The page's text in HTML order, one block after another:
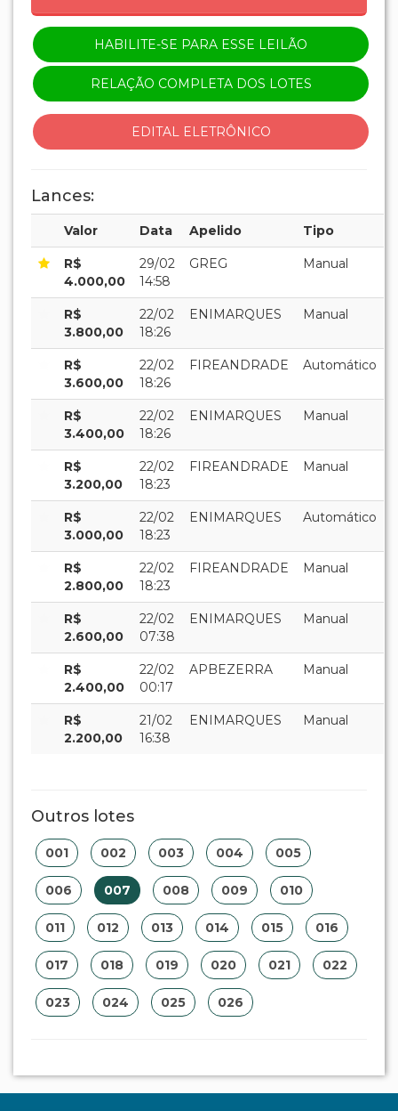
HABILITE-SE PARA ESSE LEILÃO
RELAÇÃO COMPLETA DOS LOTES
EDITAL ELETRÔNICO
Lances:
Valor Data Apelido Tipo
R$
4.000,00
29/02
14:58
GREG Manual
R$
3.800,00
22/02
18:26
ENIMARQUES Manual
R$
3.600,00
22/02
18:26
FIREANDRADE Automático
R$
3.400,00
22/02
18:26
ENIMARQUES Manual
R$
3.200,00
22/02
18:23
FIREANDRADE Manual
R$
3.000,00
22/02
18:23
ENIMARQUES Automático
R$
2.800,00
22/02
18:23
FIREANDRADE Manual
R$
2.600,00
22/02
07:38
ENIMARQUES Manual
R$
2.400,00
22/02
00:17
APBEZERRA Manual
R$
2.200,00
21/02
16:38
ENIMARQUES Manual
Outros lotes
001 002 003 004 005
006 007 008 009 010
011 012 013 014 015 016
017 018 019 020 021 022
023 024 025 026